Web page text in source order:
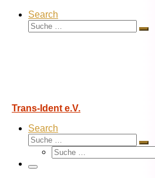
Search
Suche
Trans-Ident e.V.
Search
Suche
Suche
Menü